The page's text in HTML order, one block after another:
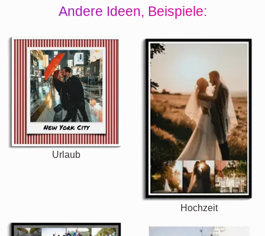
Andere Ideen, Beispiele:
Urlaub
Hochzeit